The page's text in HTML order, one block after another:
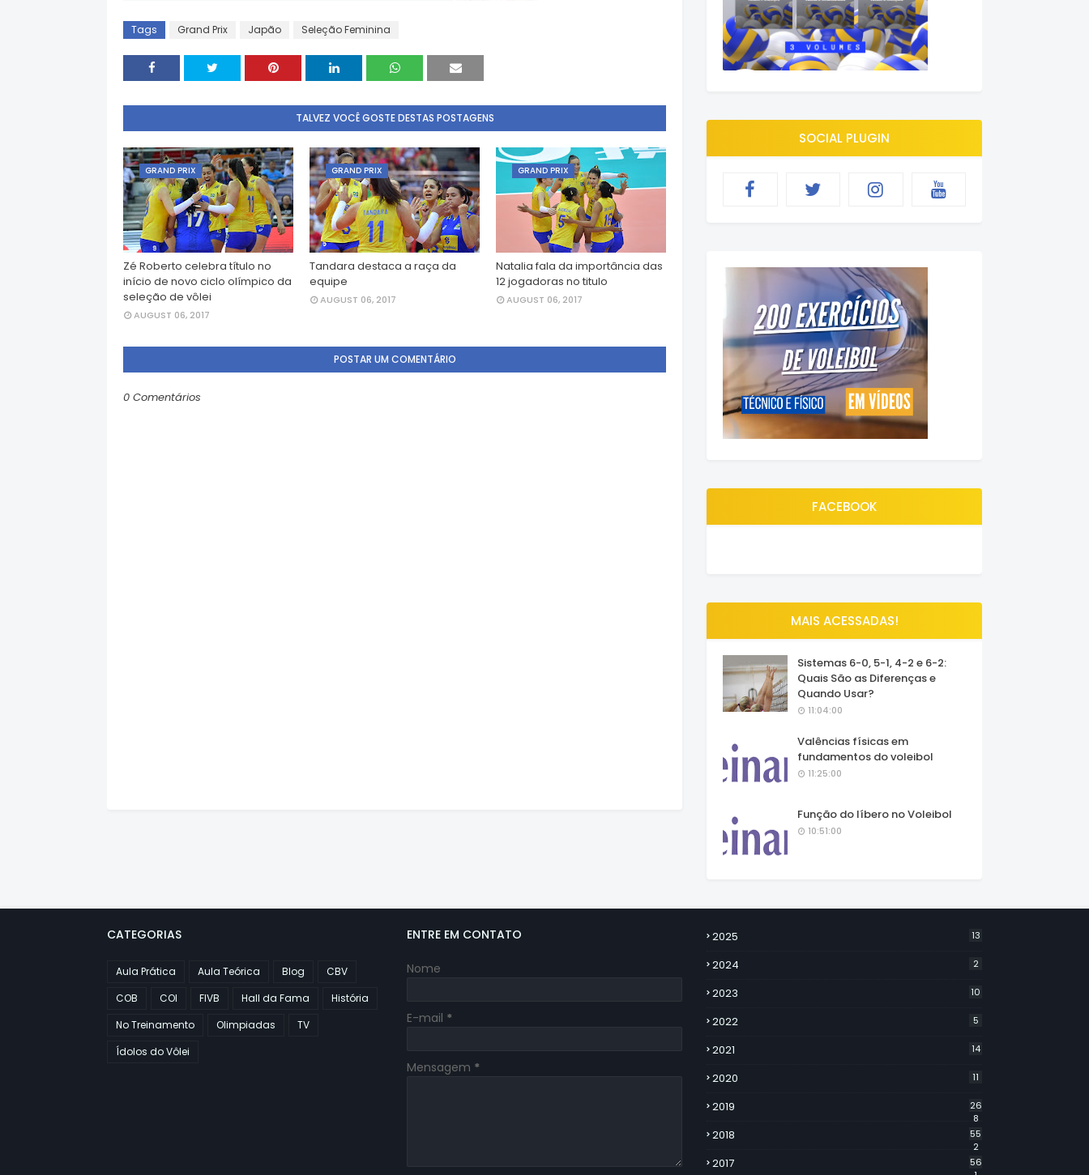
Tags Grand Prix Japão Seleção Feminina
TALVEZ VOCÊ GOSTE DESTAS POSTAGENS
GRAND PRIX
Zé Roberto celebra título no
início de novo ciclo olímpico da
seleção de vôlei
AUGUST 06, 2017
GRAND PRIX
Tandara destaca a raça da
equipe
AUGUST 06, 2017
GRAND PRIX
Natalia fala da importância das
12 jogadoras no titulo
AUGUST 06, 2017
POSTAR UM COMENTÁRIO
0 Comentários
SOCIAL PLUGIN
FACEBOOK
MAIS ACESSADAS!
Sistemas 6-0, 5-1, 4-2 e 6-2:
Quais São as Diferenças e
Quando Usar?
11:04:00
Valências físicas em
fundamentos do voleibol
11:25:00
Função do líbero no Voleibol
10:51:00
CATEGORIAS
Aula Prática Aula Teórica Blog
CBV
COB
COI FIVB Hall da Fama
História
No Treinamento
Olimpiadas
TV
Ídolos do Vôlei
ENTRE EM CONTATO
Nome
E-mail *
Mensagem *
2025 13
2024 2
2023 10
2022 5
2021 14
2020 11
2019
26
8
2018
55
2
2017
56